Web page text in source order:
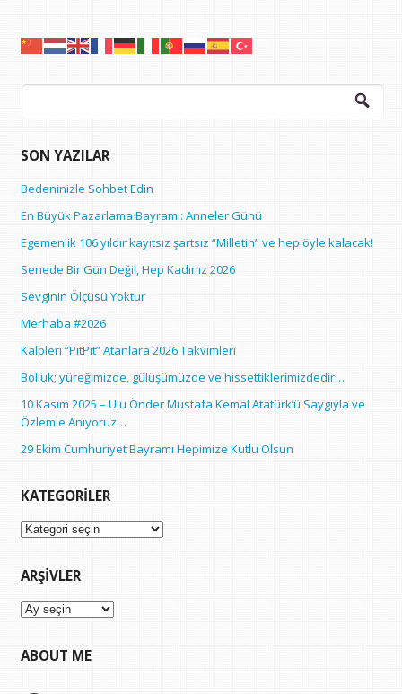
Arama:
SON YAZILAR
Bedeninizle Sohbet Edin
En Büyük Pazarlama Bayramı: Anneler Günü
Egemenlik 106 yıldır kayıtsız şartsız “Milletin” ve hep öyle kalacak!
Senede Bir Gün Değil, Hep Kadınız 2026
Sevginin Ölçüsü Yoktur
Merhaba #2026
Kalpleri “PitPit” Atanlara 2026 Takvimleri
Bolluk; yüreğimizde, gülüşümüzde ve hissettiklerimizdedir…
10 Kasım 2025 – Ulu Önder Mustafa Kemal Atatürk’ü Saygıyla ve
Özlemle Anıyoruz…
29 Ekim Cumhuriyet Bayramı Hepimize Kutlu Olsun
KATEGORILER
Kategoriler
ARŞIVLER
Arşivler
ABOUT ME